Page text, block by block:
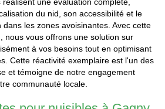
du nid, son accessibilité et le
les zones avoisinantes. Avec cette
nous vous offrons une solution sur
à vos besoins tout en optimisant
Cette réactivité exemplaire est l'un des
et témoigne de notre engagement
communauté locale.